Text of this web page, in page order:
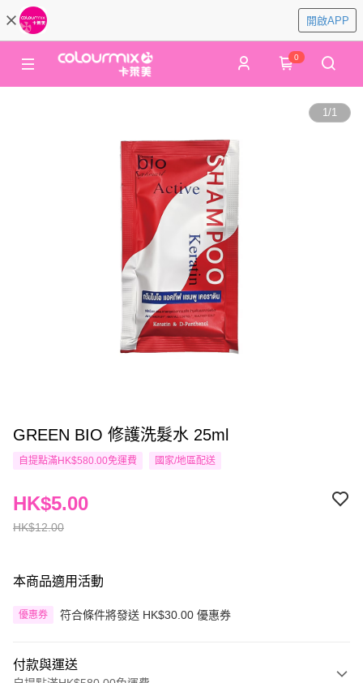
開啟APP
0
1/1
GREEN BIO 修護洗髮水 25ml
自提點滿HK$580.00免運費 國家/地區配送
HK$12.00
HK$5.00
本商品適用活動
優惠券 符合條件將發送 HK$30.00 優惠券
付款與運送